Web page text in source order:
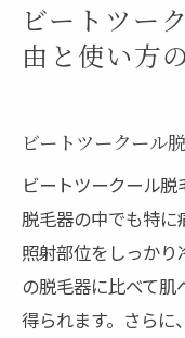
ビートツー
由と使い方
ビートツークール
ビートツークール
脱毛器の中でも特に
照射部位をしっか
の脱毛器に比べて
得られます。さらに